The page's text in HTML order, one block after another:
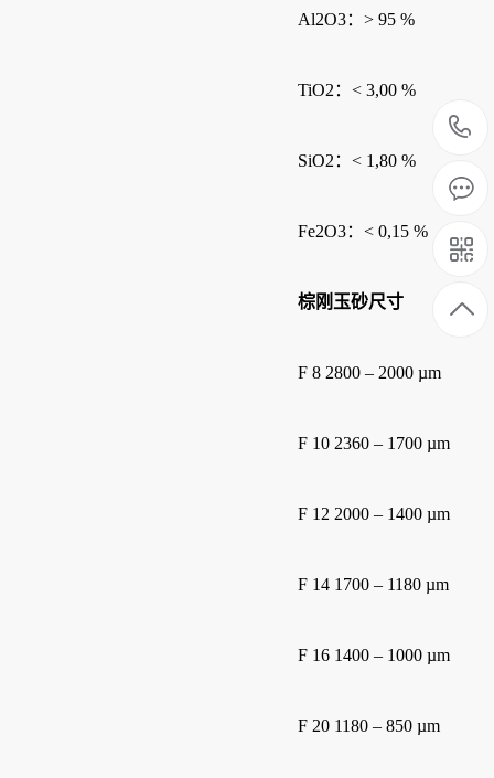
Al2O3：> 95 %
TiO2：< 3,00 %
SiO2：< 1,80 %
Fe2O3：< 0,15 %
棕刚玉砂尺寸
F 8 2800 – 2000 µm
F 10 2360 – 1700 µm
F 12 2000 – 1400 µm
F 14 1700 – 1180 µm
F 16 1400 – 1000 µm
F 20 1180 – 850 µm